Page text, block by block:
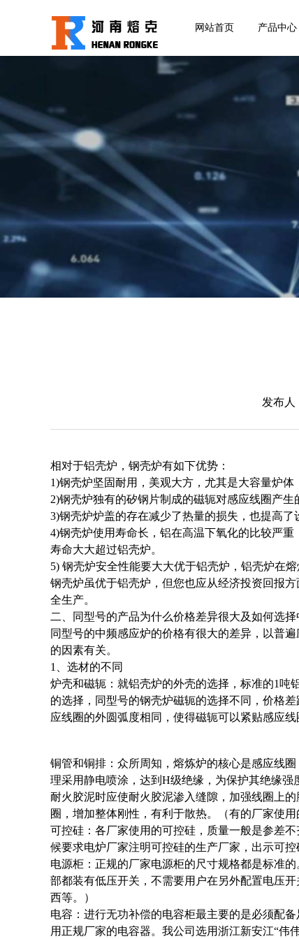
网站首页 产品中心
中频熔炼设备
KGPS中频电源
中频保温设备
中频加热设备
中频配件
0.5
电
2
2吨
电
熔炼：熔铜金属解决方案
用于制作各种制品/锭等
熔炼：熔铝金属解决方案
用于制作各种制品/铝锭/合金等
值得注意的是铝的密度比较小
发布
相对于铝壳炉，钢壳炉有如下优势：
1)钢壳炉坚固耐用，美观大方，尤其是大容量炉
2)钢壳炉独有的矽钢片制成的磁轭对感应线圈产生
3)钢壳炉炉盖的存在减少了热量的损失，也提高了
4)钢壳炉使用寿命长，铝在高温下氧化的比较严
寿命大大超过铝壳炉。
5) 钢壳炉安全性能要大大优于铝壳炉，铝壳炉在
钢壳炉虽优于铝壳炉，但您也应从经济投资回报
全生产。
二、同型号的产品为什么价格差异很大及如何选择
同型号的中频感应炉的价格有很大的差异，以普
的因素有关。
1、选材的不同
炉壳和磁轭：就铝壳炉的外壳的选择，标准的1吨
的选择，同型号的钢壳炉磁轭的选择不同，价格
应线圈的外圆弧度相同，使得磁轭可以紧贴感应
铜管和铜排：众所周知，熔炼炉的核心是感应线
理采用静电喷涂，达到H级绝缘，为保护其绝缘
耐火胶泥时应使耐火胶泥渗入缝隙，加强线圈上
圈，增加整体刚性，有利于散热。（有的厂家使用
可控硅：各厂家使用的可控硅，质量一般是参差
候要求电炉厂家注明可控硅的生产厂家，出示可
电源柜：正规的厂家电源柜的尺寸规格都是标准
部都装有低压开关，不需要用户在另外配置电压
西等。）
电容：进行无功补偿的电容柜最主要的是必须配
用正规厂家的电容器。我公司选用浙江新安江“伟伟